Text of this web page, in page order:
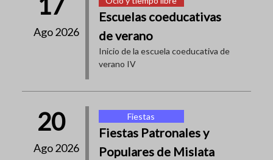
Ago 2026
Escuelas coeducativas
de verano
Inicio de la escuela coeducativa de
verano IV
20
Ago 2026
Fiestas
Fiestas Patronales y
Populares de Mislata